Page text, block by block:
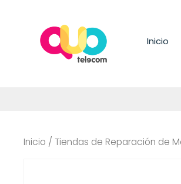
contenido
Inicio
Inicio / Tiendas de Reparación de